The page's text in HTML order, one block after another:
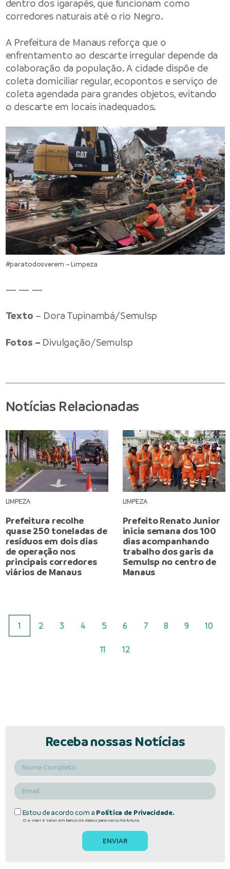
dentro dos igarapés, que funcionam como
corredores naturais até o rio Negro.
A Prefeitura de Manaus reforça que o
enfrentamento ao descarte irregular depende da
colaboração da população. A cidade dispõe de
coleta domiciliar regular, ecopontos e serviço de
coleta agendada para grandes objetos, evitando
o descarte em locais inadequados.
#paratodosverem – Limpeza
— — —
Texto – Dora Tupinambá/Semulsp
Fotos – Divulgação/Semulsp
Notícias Relacionadas
LIMPEZA
Prefeitura recolhe
quase 250 toneladas de
resíduos em dois dias
de operação nos
principais corredores
viários de Manaus
LIMPEZA
Prefeito Renato Junior
inicia semana dos 100
dias acompanhando
trabalho dos garis da
Semulsp no centro de
Manaus
1 2 3 4 5 6 7 8 9 10
11 12
Receba nossas Notícias
Estou de acordo com a Política de Privacidade.
O e-mail é salvo em banco de dados para consulta futura.